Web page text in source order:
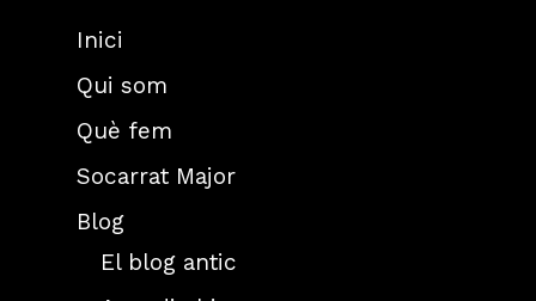
Inici
Qui som
Què fem
Socarrat Major
Blog
El blog antic